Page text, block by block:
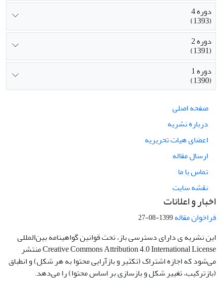
دوره 4
(1393)
دوره 2
(1391)
دوره 1
(1390)
صفحه اصلی
درباره نشریه
اعضای هیات تحریریه
ارسال مقاله
تماس با ما
نقشه سایت
اخبار و اعلانات
فراخوان مقاله1399-08-27
این نشریه ی دارای دسترسی باز، تحت قوانین گواهینامه بین‌المللی
Creative Commons Attribution 4.0 International License منتشر
می‌شود که اجازه اشتراک (تکثیر و بازآرایی محتوا به هر شکل) و انطباق
(بازترکیب، تغییر شکل و بازسازی بر اساس محتوا) را می‌دهد.